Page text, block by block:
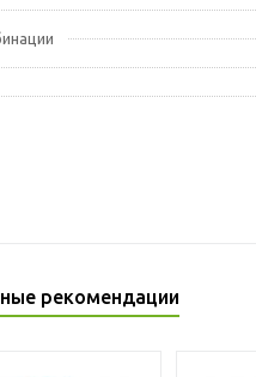
рекомендации